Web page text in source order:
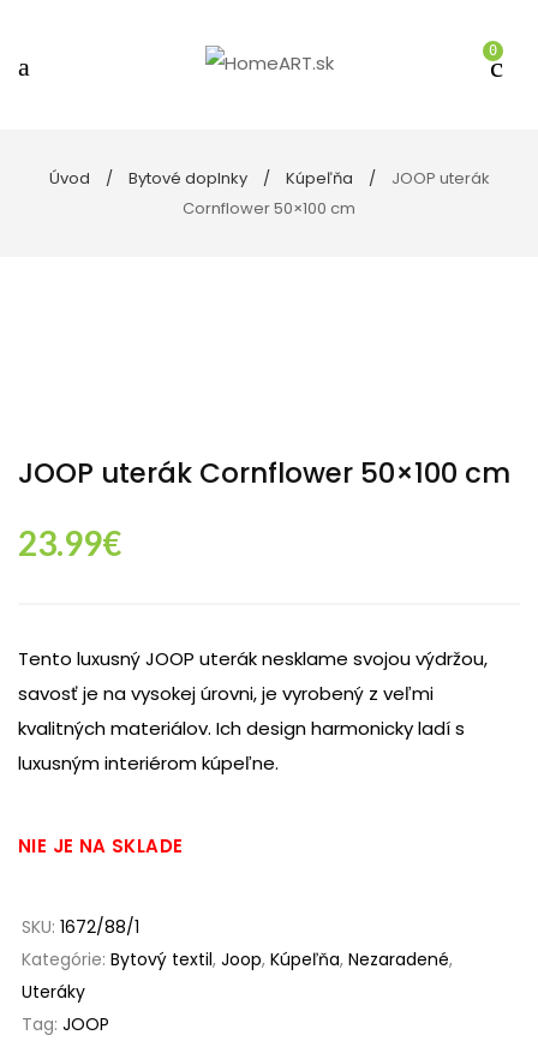
0
Úvod Bytové doplnky Kúpeľňa
JOOP uterák
Cornflower 50×100 cm
JOOP uterák Cornflower 50×100 cm
23.99€
Tento luxusný JOOP uterák nesklame svojou výdržou,
savosť je na vysokej úrovni, je vyrobený z veľmi
kvalitných materiálov. Ich design harmonicky ladí s
luxusným interiérom kúpeľne.
NIE JE NA SKLADE
SKU: 1672/88/1
Kategórie: Bytový textil, Joop, Kúpeľňa, Nezaradené,
Uteráky
Tag: JOOP